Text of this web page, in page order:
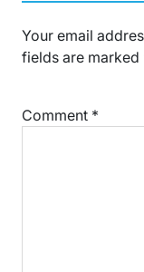
Your email
fields are marked
Comment *